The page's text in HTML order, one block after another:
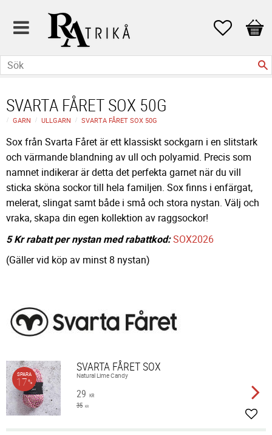
Favoriter
SVARTA FÅRET SOX 50G
GARN ULLGARN SVARTA FÅRET SOX 50G
Sox från Svarta Fåret är ett klassiskt sockgarn i en slitstark
och värmande blandning av ull och polyamid. Precis som
namnet indikerar är detta det perfekta garnet när du vill
sticka sköna sockor till hela familjen. Sox finns i enfärgat,
melerat, slingat samt både i små och stora nystan. Välj och
vraka, skapa din egen kollektion av raggsockor!
5 Kr rabatt per nystan med rabattkod:SOX2026
(Gäller vid köp av minst 8 nystan)
SVARTA FÅRET SOX
Natural Lime Candy
29 KR
35 KR
SPARA
17%